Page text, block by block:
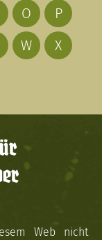
O
P
W
X
Web nicht